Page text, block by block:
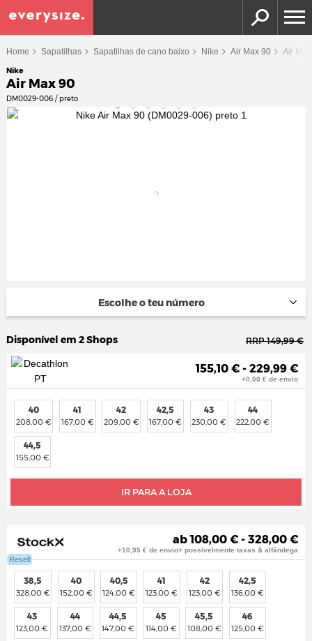
Home Sapatilhas Sapatilhas de cano baixo Nike Air Max 90 Air
Nike
Air Max 90
DM0029-006 / preto
Escolhe o teu número
Disponível em 2 Shops RRP 149,99 €
155,10 € - 229,99 €
+0,00 € de envio
IR PARA A LOJA
40
208,00 €
41
167,00 €
42
209,00 €
42,5
167,00 €
43
230,00 €
44
222,00 €
44,5
155,00 €
Resell
ab 108,00 € - 328,00 €
+10,95 € de envio+ possivelmente taxas & alfândega
38,5
328,00 €
40
152,00 €
40,5
124,00 €
41
123,00 €
42
123,00 €
42,5
136,00 €
43
123,00 €
44
137,00 €
44,5
147,00 €
45
114,00 €
45,5
108,00 €
46
125,00 €